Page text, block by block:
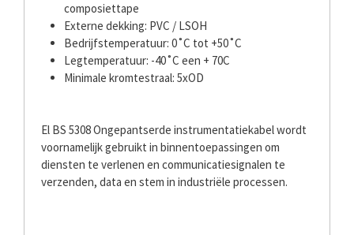
composiettape
Externe dekking: PVC / LSOH
Bedrijfstemperatuur: 0˚C tot +50˚C
Legtemperatuur: -40˚C een + 70C
Minimale kromtestraal: 5xOD
El BS 5308 Ongepantserde instrumentatiekabel wordt
voornamelijk gebruikt in binnentoepassingen om
diensten te verlenen en communicatiesignalen te
verzenden, data en stem in industriële processen.